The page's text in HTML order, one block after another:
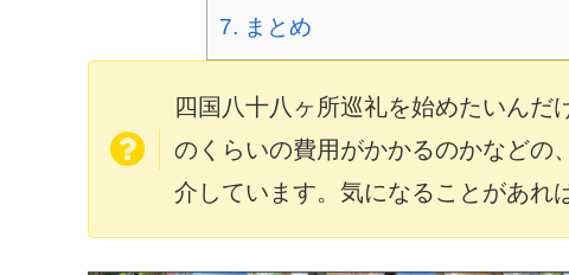
7. まとめ
四国八十八ヶ所巡礼を始めたいん
のくらいの費用がかかるのかなどの
介しています。気になることがあれ